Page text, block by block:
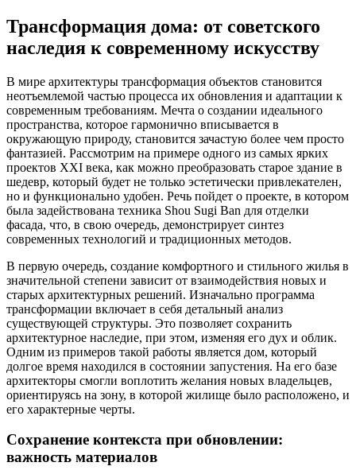
Трансформация дома: от советского
наследия к современному искусству
В мире архитектуры трансформация объектов становится
неотъемлемой частью процесса их обновления и адаптации к
современным требованиям. Мечта о создании идеального
пространства, которое гармонично вписывается в
окружающую природу, становится зачастую более чем просто
фантазией. Рассмотрим на примере одного из самых ярких
проектов XXI века, как можно преобразовать старое здание в
шедевр, который будет не только эстетически привлекателен,
но и функционально удобен. Речь пойдет о проекте, в котором
была задействована техника Shou Sugi Ban для отделки
фасада, что, в свою очередь, демонстрирует синтез
современных технологий и традиционных методов.
В первую очередь, создание комфортного и стильного жилья в
значительной степени зависит от взаимодействия новых и
старых архитектурных решений. Изначально программа
трансформации включает в себя детальный анализ
существующей структуры. Это позволяет сохранить
архитектурное наследие, при этом, изменяя его дух и облик.
Одним из примеров такой работы является дом, который
долгое время находился в состоянии запустения. На его базе
архитекторы смогли воплотить желания новых владельцев,
ориентируясь на зону, в которой жилище было расположено, и
его характерные черты.
Сохранение контекста при обновлении:
важность материалов